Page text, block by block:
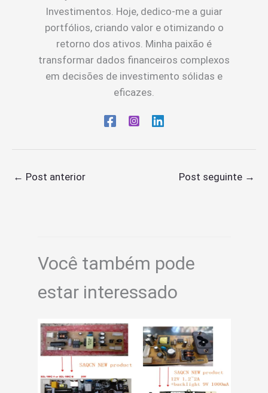
Investimentos. Hoje, dedico-me a guiar
portfólios, criando valor e otimizando o
retorno dos ativos. Minha paixão é
transformar dados financeiros complexos
em decisões de investimento sólidas e
eficazes.
← Post anterior Post seguinte →
Você também pode
estar interessado